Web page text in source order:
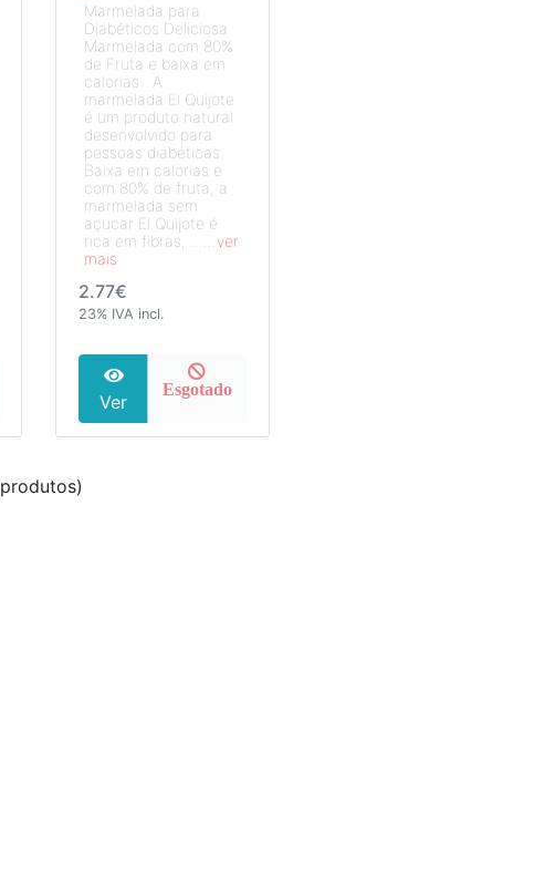
Marmelada para
Diabéticos Deliciosa
Marmelada com 80%
de Fruta e baixa em
calorias A
marmelada El Quijote
é um produto natural
desenvolvido para
pessoas diabéticas.
Baixa em calorias e
com 80% de fruta, a
marmelada sem
açucar El Quijote é
rica em fibras, ...
...ver
mais
2.77€
23% IVA incl.
Ver
Esgotado
produtos)